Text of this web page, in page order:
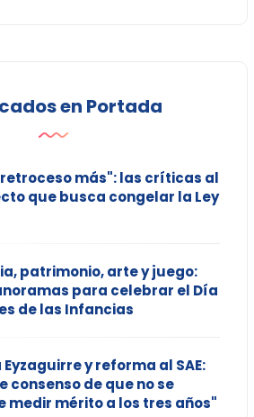
en Portada
más": las críticas al
que busca congelar la Ley
patrimonio, arte y juego:
para celebrar el Día
de las Infancias
Eyzaguirre y reforma al SAE:
consenso de que no se
medir mérito a los tres años"